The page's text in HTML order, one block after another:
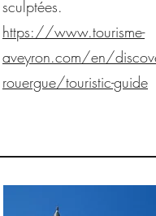
sculptées.
https://www.tourisme-
aveyron.com/en/
rouergue/touristic-guide